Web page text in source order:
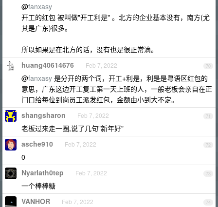
@fanxasy
开工的红包 被叫做"开工利是" 。北方的企业基本没有，南方(尤
其是广东)很多。
所以如果是在北方的话，没有也是很正常滴。
70
huang40614676 Feb 7, 2022
@fanxasy 是分开的两个词，开工+利是，利是是粤语区红包的
意思，广东这边开工复工第一天上班的人，一般老板会亲自在正
门口给每位到岗员工派发红包，金额由小到大不定。
71
shangsharon Feb 7, 2022
老板过来走一圈,说了几句"新年好"
72
asche910 Feb 7, 2022
0
73
Nyarlath0tep Feb 7, 2022
一个棒棒糖
74
VANHOR Feb 7, 2022